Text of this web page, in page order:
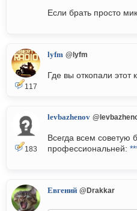
Если брать просто
117
lyfm @lyfm
Где вы откопали этот
183
levbazhenov
Всегда всем советую
профессиональней:
Евгений @Drakkar